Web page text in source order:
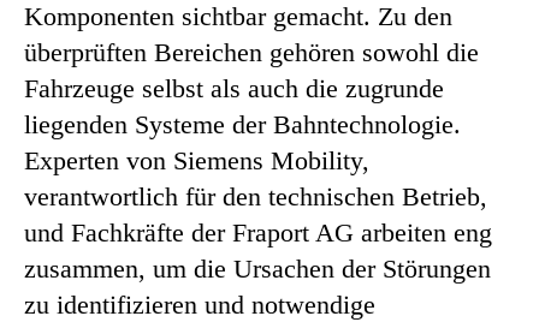
Komponenten sichtbar gemacht. Zu den
überprüften Bereichen gehören sowohl die
Fahrzeuge selbst als auch die zugrunde
liegenden Systeme der Bahntechnologie.
Experten von Siemens Mobility,
verantwortlich für den technischen Betrieb,
und Fachkräfte der Fraport AG arbeiten eng
zusammen, um die Ursachen der Störungen
zu identifizieren und notwendige